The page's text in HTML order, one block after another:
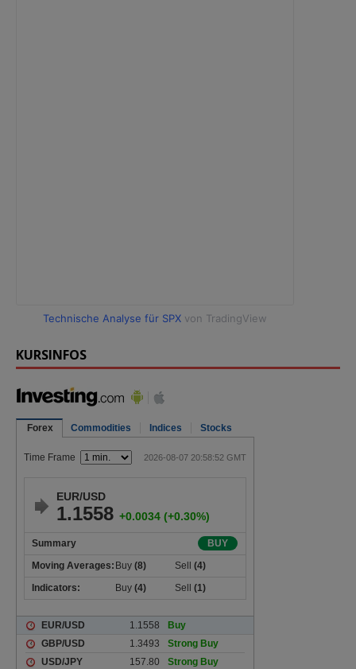
Technische Analyse für SPX von TradingView
KURSINFOS